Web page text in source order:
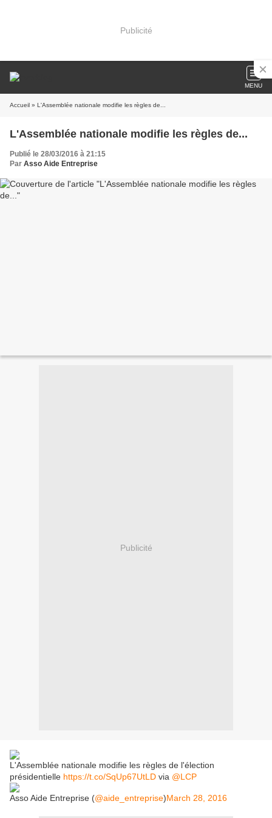
Publicité
MENU
Accueil » L'Assemblée nationale modifie les règles de...
L'Assemblée nationale modifie les règles de...
Publié le 28/03/2016 à 21:15
Par Asso Aide Entreprise
Publicité
L'Assemblée nationale modifie les règles de l'élection
présidentielle https://t.co/SqUp67UtLD via @LCP
Asso Aide Entreprise (@aide_entreprise)March 28, 2016